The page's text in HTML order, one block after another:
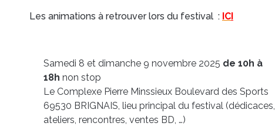
Les animations à retrouver lors du festival : ICI
Samedi 8 et dimanche 9 novembre 2025 de 10h à
18h non stop
Le Complexe Pierre Minssieux Boulevard des Sports
69530 BRIGNAIS, lieu principal du festival (dédicaces,
ateliers, rencontres, ventes BD, …)